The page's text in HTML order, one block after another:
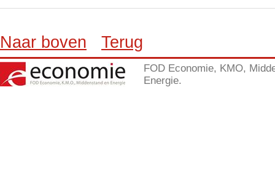
Naar boven Terug
FOD Economie, KMO,
Energie.